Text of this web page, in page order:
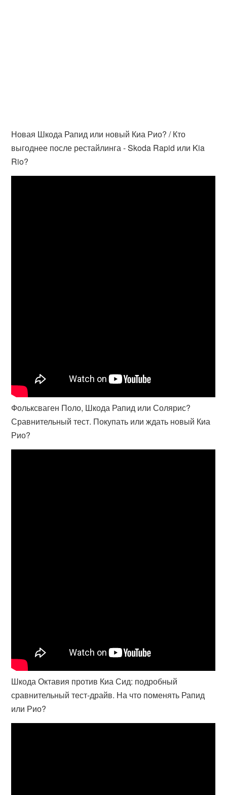
Новая Шкода Рапид или новый Киа Рио? / Кто
выгоднее после рестайлинга - Skoda Rapid или Kia
Rio?
Фольксваген Поло, Шкода Рапид или Солярис?
Сравнительный тест. Покупать или ждать новый Киа
Рио?
Шкода Октавия против Киа Сид: подробный
сравнительный тест-драйв. На что поменять Рапид
или Рио?